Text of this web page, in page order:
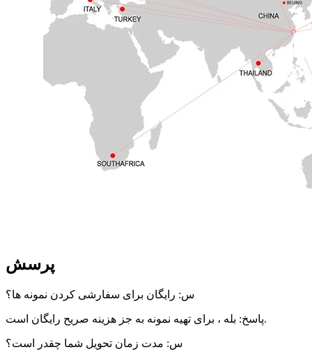
پرسش
س: رایگان برای سفارشی کردن نمونه ها؟
پاسخ: بله ، برای تهیه نمونه به جز هزینه صریح رایگان است.
س: مدت زمان تحویل شما چقدر است؟